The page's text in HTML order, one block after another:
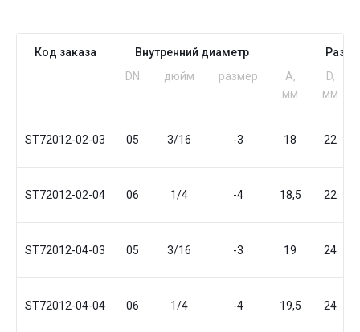
Код заказа Внутренний диаметр
DN
дюйм размер
A,
мм
D,
мм
ST72012-02-03 05 3/16 -3 18 22
ST72012-02-04 06 1/4 -4 18,5 22
ST72012-04-03 05 3/16 -3 19 24
ST72012-04-04 06 1/4 -4 19,5 24